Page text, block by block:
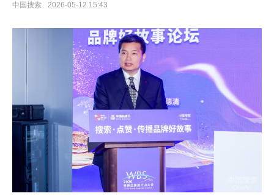
中国搜索 2026-05-12 15:43